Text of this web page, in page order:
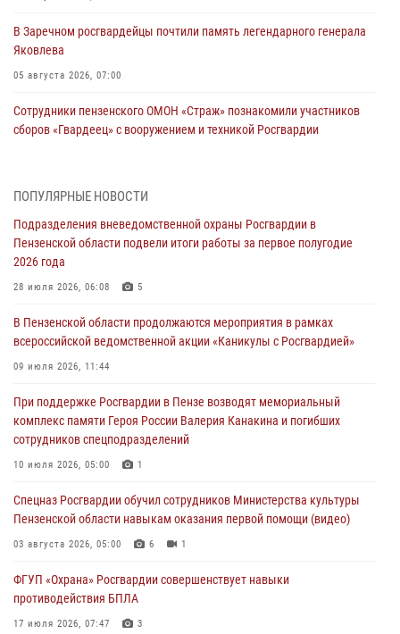
В Заречном росгвардейцы почтили память легендарного генерала
Яковлева
05 августа 2026, 07:00
Сотрудники пензенского ОМОН «Страж» познакомили участников
сборов «Гвардеец» с вооружением и техникой Росгвардии
В Пензе сотрудники Росгвардии оказали помощь
05 августа 2026, 04:00
В Пензе при силовой поддержке Росгвардии пресечена
деятельность ОПГ, маскировавшейся под реабилитационный центр
4
В Управлении Росгвардии по Пензенской области подвели итоги
04 августа 2026, 06:08
Росгвардия обеспечила безопасность праздничных мероприятий в
День ВДВ в Пензе
ПОПУЛЯРНЫЕ НОВОСТИ
Подразделения вневедомственной охраны Росгвардии в
Пензенской области подвели итоги работы за первое полугодие
2026 года
28 июля 2026, 06:08 5
В Пензенской области продолжаются мероприятия в рамках
всероссийской ведомственной акции «Каникулы с Росгвардией»
09 июля 2026, 11:44
При поддержке Росгвардии в Пензе возводят мемориальный
комплекс памяти Героя России Валерия Канакина и погибших
сотрудников спецподразделений
10 июля 2026, 05:00 1
Спецназ Росгвардии обучил сотрудников Министерства культуры
Пензенской области навыкам оказания первой помощи (видео)
03 августа 2026, 05:00 6 1
ФГУП «Охрана» Росгвардии совершенствует навыки
противодействия БПЛА
17 июля 2026, 07:47 3